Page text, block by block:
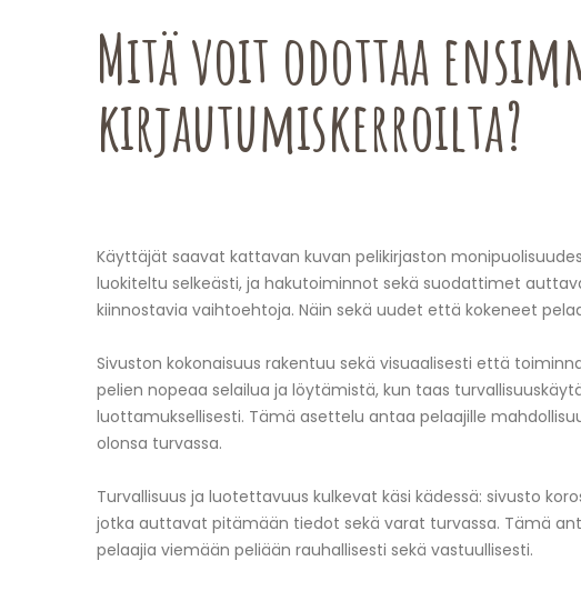
Mitä voit odottaa
kirjautumiskerroilta?
Käyttäjät saavat kattavan kuvan pelikirjaston
luokiteltu selkeästi, ja hakutoiminnot sekä suodattimet
kiinnostavia vaihtoehtoja. Näin sekä uudet että kokeneet
Sivuston kokonaisuus rakentuu sekä visuaalisesti että
pelien nopeaa selailua ja löytämistä, kun taas
luottamuksellisesti. Tämä asettelu antaa pelaajille
olonsa turvassa.
Turvallisuus ja luotettavuus kulkevat käsi kädessä: sivusto
jotka auttavat pitämään tiedot sekä varat turvassa. Tämä
pelaajia viemään peliään rauhallisesti sekä vastuullisesti.